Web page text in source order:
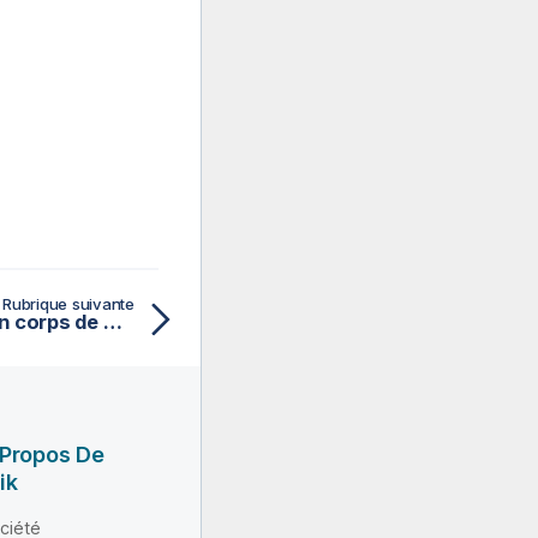
Rubrique suivante
Ce composant formule un corps de message à l'aide d'un modèle
De